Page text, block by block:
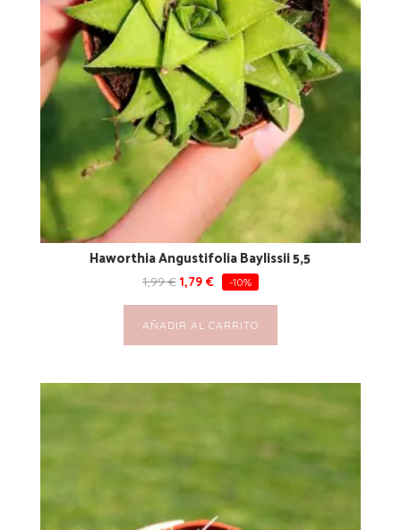
Haworthia Angustifolia Baylissii 5,5
1,99€ 1,79 € -10%
AÑADIR AL CARRITO